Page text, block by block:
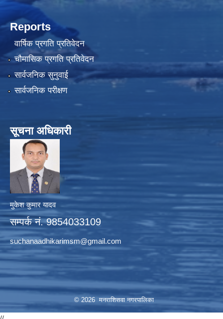
Reports
वार्षिक प्रगति प्रतिवेदन
चौमासिक प्रगति प्रतिवेदन
सार्वजनिक सुनुवाई
सार्वजनिक परीक्षण
सूचना अधिकारी
मुकेश कुमार यादव
सम्पर्क नं. 9854033109
suchanaadhikarimsm@gmail.com
© 2026 मनराशिसवा नगरपालिका